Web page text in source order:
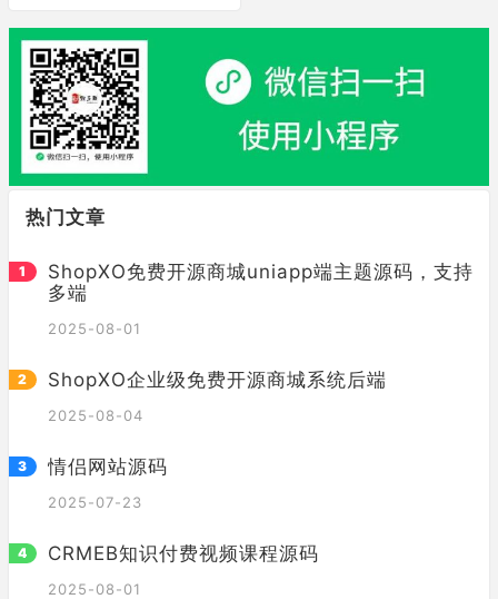
热门文章
ShopXO免费开源商城uniapp端主题源码，支持
多端
2025-08-01
ShopXO企业级免费开源商城系统后端
2025-08-04
情侣网站源码
2025-07-23
CRMEB知识付费视频课程源码
2025-08-01